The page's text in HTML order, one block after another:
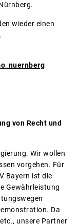
wieder einen
von Recht und
Wir wollen
vorgehen. Für
Bayern ist die
Gewährleistung
Da
unsere Partner